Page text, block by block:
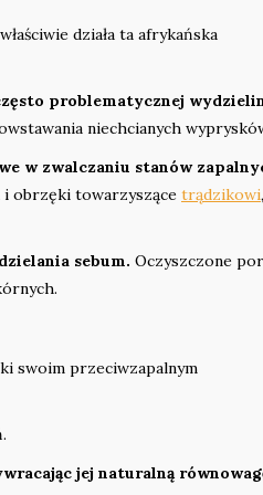
działa ta afrykańska
problematycznej
niechcianych
w zwalczaniu stanów
obrzęki towarzyszące trądzikowi,
sebum. Oczyszczone
swoim przeciwzapalnym
jej naturalną